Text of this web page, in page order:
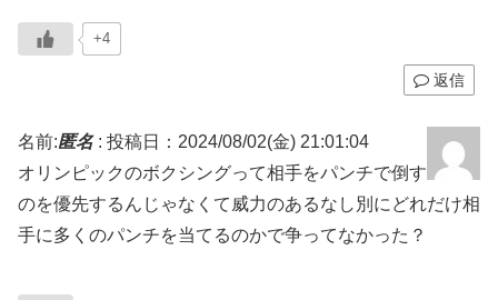
+4
返信
名前:匿名: 投稿日：2024/08/02(金) 21:01:04
オリンピックのボクシングって相手をパンチで倒す
のを優先するんじゃなくて威力のあるなし別にどれだけ相
手に多くのパンチを当てるのかで争ってなかった？